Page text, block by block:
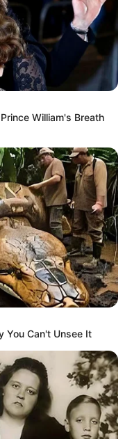
&
William's Breath
You Can't Unsee It